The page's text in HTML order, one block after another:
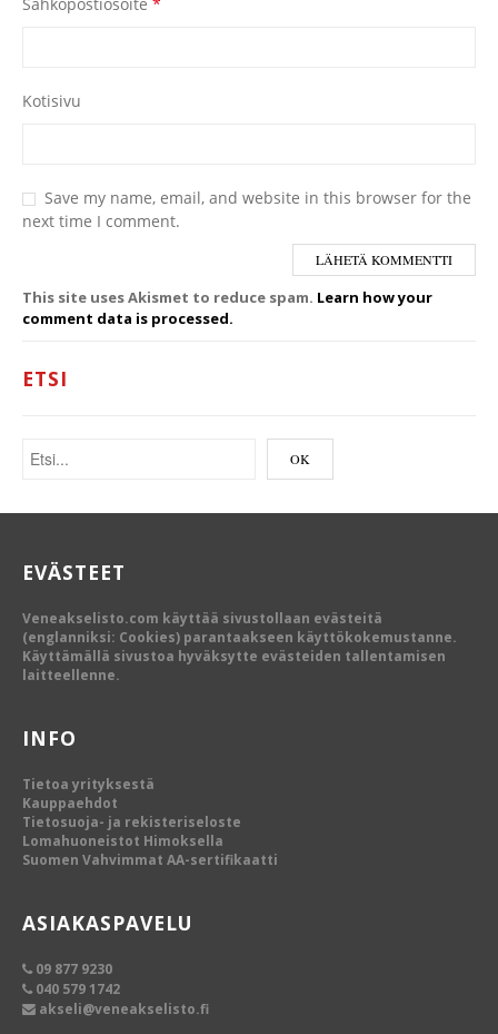
Kotisivu
Save my name, email, and website in this browser for the
next time I comment.
This site uses Akismet to reduce spam. Learn how your
comment data is processed.
ETSI
EVÄSTEET
Veneakselisto.com käyttää sivustollaan evästeitä
(englanniksi: Cookies) parantaakseen käyttökokemustanne.
Käyttämällä sivustoa hyväksytte evästeiden tallentamisen
laitteellenne.
INFO
Tietoa yrityksestä
Kauppaehdot
Tietosuoja- ja rekisteriseloste
Lomahuoneistot Himoksella
Suomen Vahvimmat AA-sertifikaatti
ASIAKASPAVELU
09 877 9230
040 579 1742
akseli@veneakselisto.fi